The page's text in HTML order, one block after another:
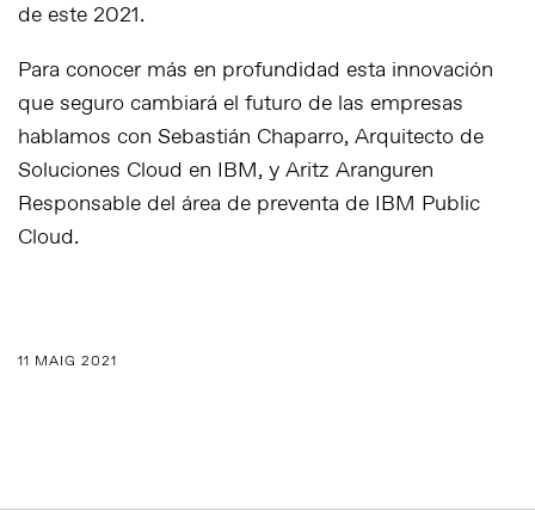
de este 2021.
Para conocer más en profundidad esta innovación
que seguro cambiará el futuro de las empresas
hablamos con Sebastián Chaparro, Arquitecto de
Soluciones Cloud en IBM, y Aritz Aranguren
Responsable del área de preventa de IBM Public
Cloud.
11 MAIG 2021